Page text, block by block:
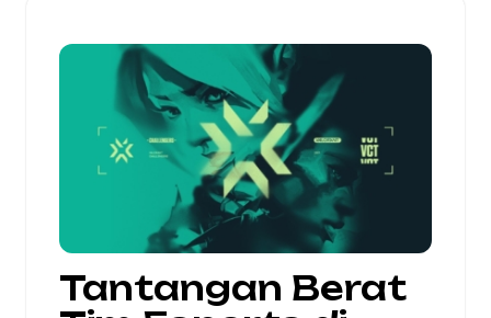
Tantangan Berat